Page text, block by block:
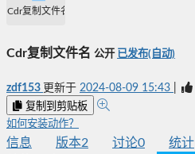
Cdr复制文件名
Cdr复制文件名 公开 已发布(自动)
zdf153 更新于 2024-08-09 15:43
复制到剪贴板
如何安装动作？
信息 版本2 讨论0 统计